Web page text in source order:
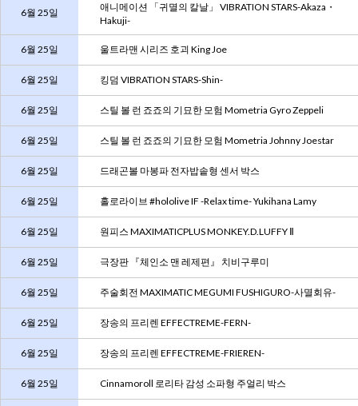
6월 25일
애니메이션 「귀멸의 칼날」 VIBRATION STARS-Akaza・
Hakuji-
6월 25일 울트라맨 시리즈 호괴 King Joe
6월 25일 킹덤 VIBRATION STARS-Shin-
6월 25일 스틸 볼 런 죠죠의 기묘한 모험 Mometria Gyro Zeppeli
6월 25일 스틸 볼 런 죠죠의 기묘한 모험 Mometria Johnny Joestar
6월 25일 드래곤볼 마봉파 전자밥솥형 센서 박스
6월 25일 홀로라이브 #hololive IF -Relax time- Yukihana Lamy
6월 25일 원피스 MAXIMATICPLUS MONKEY.D.LUFFY Ⅱ
6월 25일 극장판 『체인소 맨 레제편』 치비구루미
6월 25일 주술회전 MAXIMATIC MEGUMI FUSHIGURO-사멸회유-
6월 25일 장송의 프리렌 EFFECTREME-FERN-
6월 25일 장송의 프리렌 EFFECTREME-FRIEREN-
6월 25일 Cinnamoroll 로리타 감성 소파형 주얼리 박스